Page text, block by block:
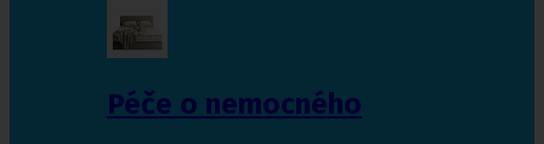
Péče o nemocného